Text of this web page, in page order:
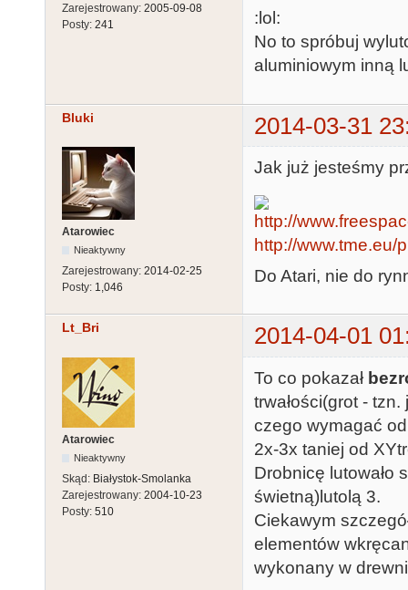
Zarejestrowany: 2005-09-08
Posty: 241
:lol:
No to spróbuj
aluminiowym inną
Bluki 2014-03-31
Atarowiec
Nieaktywny
Zarejestrowany: 2014-02-25
Posty: 1,046
Jak już jesteśmy
http://www.tme.eu/
Do Atari, nie do
Lt_Bri 2014-04-01
Atarowiec
Nieaktywny
Skąd: Białystok-Smolanka
Zarejestrowany: 2004-10-23
Posty: 510
To co pokazał
trwałości(grot -
czego wymagać od
2x-3x taniej od
Drobnicę lutowało
świetną)lutolą 3.
Ciekawym
elementów
wykonany w